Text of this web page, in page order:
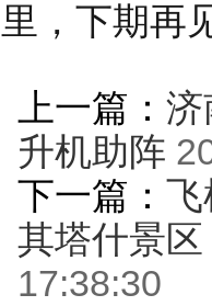
里，下期再
上一篇： 济
升机助阵
下一篇： 飞
其塔什景
17:38:30